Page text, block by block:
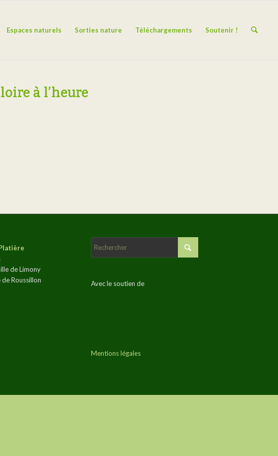
Espaces naturels Sorties nature Téléchargements Soutenir !
à l’heure
de Limony
Roussillon
Avec le soutien de
Mentions légales